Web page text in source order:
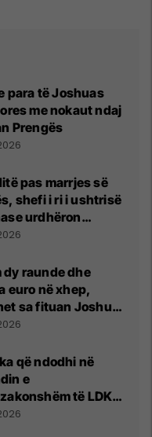
para të Joshuas
me nokaut ndaj
Prengës
pas marrjes së
shefi i ri i ushtrisë
urdhëron
të madh
dy raunde dhe
euro në xhep,
sa fituan Joshua
që ndodhi në
e
të LDK-